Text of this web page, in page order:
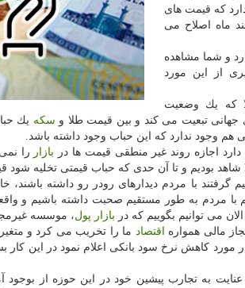
كه قیمت های
ماه اصلاح می
و شما مشاهده
از این مورد
كه یك وضعیت
جهانی تبعیت می كند و بین قیمت طلا و سكه یك
وجود ندارد كه این حباب وجود داشته باشد.
اجازه روند غیر منطقی قیمت ها در بازار
را
شاهد بودیم و تا آن حدی كه حباب قیمتی تخلیه
با مردم دیدارهای رودر رو داشته
با مردم به طور مستقیم صحبت داشته باشیم و
می توانیم بگوییم كه در بازار پول، موسسه
مالی همواره اقتصاد ما را تخریب می كرد و
عنایت به تجارب پیشین خود در این حوزه از